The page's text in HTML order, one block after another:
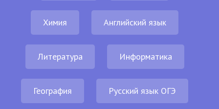
Химия Английский язык
Литература Информатика
География Русский язык ОГЭ